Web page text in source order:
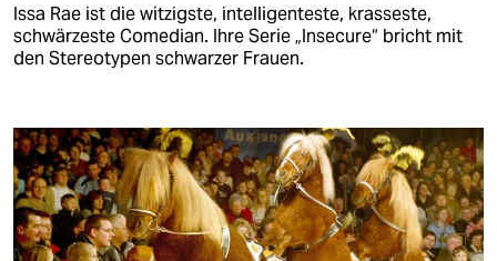
Issa Rae ist die witzigste, intelligenteste, krasseste,
schwärzeste Comedian. Ihre Serie „Insecure“ bricht mit
den Stereotypen schwarzer Frauen.